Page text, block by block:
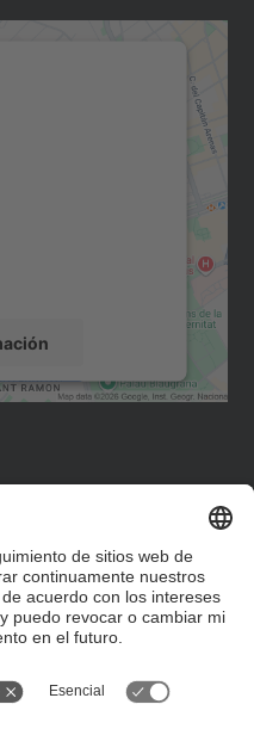
personalizado", que
vuestros datos